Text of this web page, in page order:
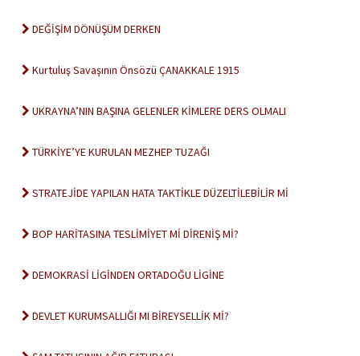
DEĞİŞİM DÖNÜŞÜM DERKEN
Kurtuluş Savaşının Önsözü ÇANAKKALE 1915
UKRAYNA’NIN BAŞINA GELENLER KİMLERE DERS OLMALI
TÜRKİYE’YE KURULAN MEZHEP TUZAĞI
STRATEJİDE YAPILAN HATA TAKTİKLE DÜZELTİLEBİLİR Mİ
BOP HARİTASINA TESLİMİYET Mİ DİRENİŞ Mİ?
DEMOKRASİ LİGİNDEN ORTADOĞU LİGİNE
DEVLET KURUMSALLIĞI MI BİREYSELLİK Mİ?